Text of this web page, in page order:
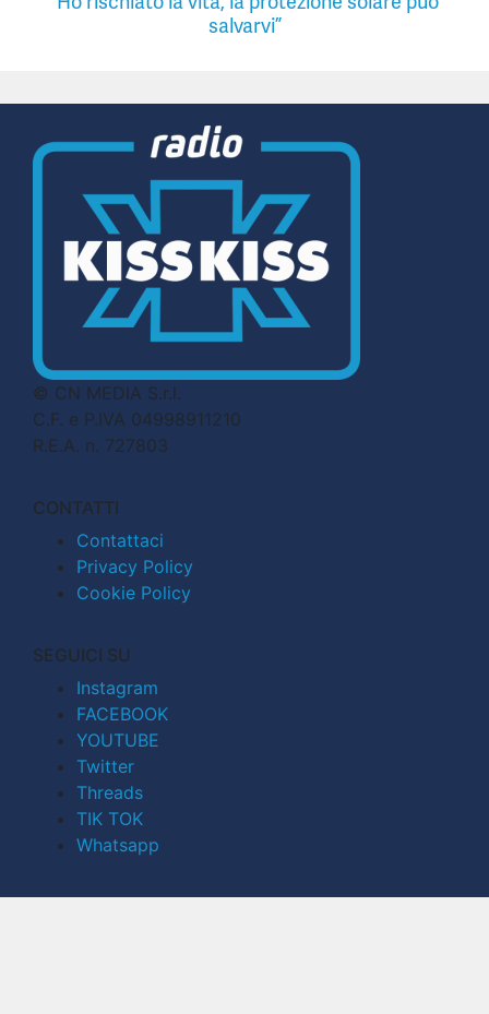
salvarvi”
© CN MEDIA S.r.l.
C.F. e P.IVA 04998911210
R.E.A. n. 727803
CONTATTI
Contattaci
Privacy Policy
Cookie Policy
SEGUICI SU
Instagram
FACEBOOK
YOUTUBE
Twitter
Threads
TIK TOK
Whatsapp